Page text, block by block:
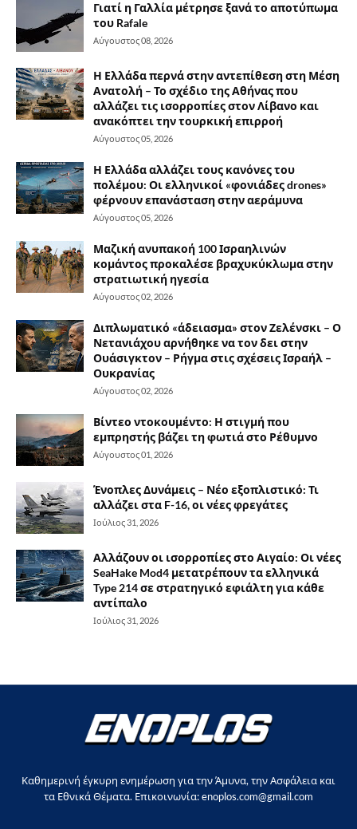
Γιατί η Γαλλία μέτρησε ξανά το αποτύπωμα
του Rafale
Αύγουστος 08, 2026
Η Ελλάδα περνά στην αντεπίθεση στη Μέση
Ανατολή – Το σχέδιο της Αθήνας που
αλλάζει τις ισορροπίες στον Λίβανο και
ανακόπτει την τουρκική επιρροή
Αύγουστος 05, 2026
Η Ελλάδα αλλάζει τους κανόνες του
πολέμου: Οι ελληνικοί «φονιάδες drones»
φέρνουν επανάσταση στην αεράμυνα
Αύγουστος 05, 2026
Μαζική ανυπακοή 100 Ισραηλινών
κομάντος προκαλέσε βραχυκύκλωμα στην
στρατιωτική ηγεσία
Αύγουστος 02, 2026
Διπλωματικό «άδειασμα» στον Ζελένσκι – Ο
Νετανιάχου αρνήθηκε να τον δει στην
Ουάσιγκτον – Ρήγμα στις σχέσεις Ισραήλ –
Ουκρανίας
Αύγουστος 02, 2026
Βίντεο ντοκουμέντο: Η στιγμή που
εμπρηστής βάζει τη φωτιά στο Ρέθυμνο
Αύγουστος 01, 2026
Ένοπλες Δυνάμεις – Νέο εξοπλιστικό: Τι
αλλάζει στα F-16, οι νέες φρεγάτες
Ιούλιος 31, 2026
Αλλάζουν οι ισορροπίες στο Αιγαίο: Οι νέες
SeaHake Mod4 μετατρέπουν τα ελληνικά
Type 214 σε στρατηγικό εφιάλτη για κάθε
αντίπαλο
Ιούλιος 31, 2026
Καθημερινή έγκυρη ενημέρωση για την Άμυνα, την Ασφάλεια και
τα Εθνικά Θέματα. Επικοινωνία: enoplos.com@gmail.com